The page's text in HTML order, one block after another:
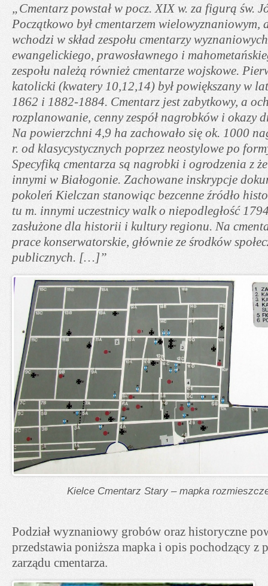
„Cmentarz powstał w pocz. XIX w. za figurą św.
Początkowo był cmentarzem wielowyznaniowym,
wchodzi w skład zespołu cmentarzy
ewangelickiego, prawosławnego i
zespołu należą również cmentarze wojskowe.
katolicki (kwatery 10,12,14) był powiększany w
1862 i 1882-1884. Cmentarz jest zabytkowy, a
rozplanowanie, cenny zespół nagrobków i okazy
Na powierzchni 4,9 ha zachowało się ok. 1000
r. od klasycystycznych poprzez neostylowe po
Specyfiką cmentarza są nagrobki i ogrodzenia z
innymi w Białogonie. Zachowane inskrypcje
pokoleń Kielczan stanowiąc bezcenne źródło
tu m. innymi uczestnicy walk o niepodległość
zasłużone dla historii i kultury regionu. Na
prace konserwatorskie, głównie ze środków
publicznych. […]”
Kielce Cmentarz Stary – mapka
Podział wyznaniowy grobów oraz historyczne
przedstawia poniższa mapka i opis pochodzący z
zarządu cmentarza.